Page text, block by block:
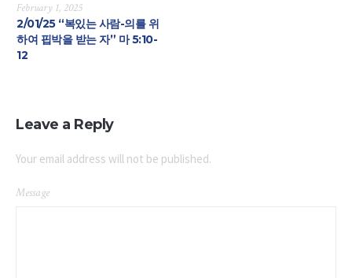
February 1, 2025
2/01/25 “복있는 사람-의를 위
하여 핍박을 받는 자” 마 5:10-
12
Leave a Reply
Your email address will not be published.
Message